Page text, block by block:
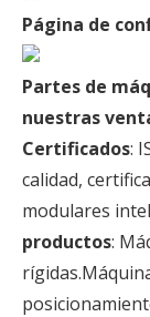
Página de
Partes de
nuestras
Certificados:
calidad,
modulares
productos: